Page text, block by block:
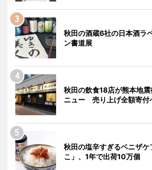
秋田の酒蔵6社の日本酒ラ
ン書道展
秋田の飲食18店が熊本地
ニュー 売り上げ全額寄付
秋田の塩辛すぎるベニザケ
こ」、1年で出荷10万個